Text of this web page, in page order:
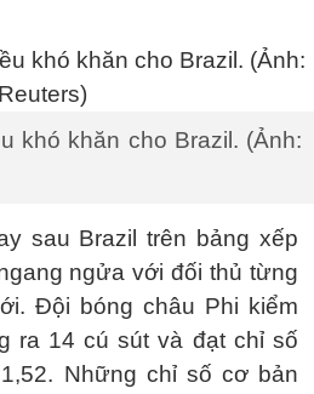
khó khăn cho Brazil. (Ảnh:
sau Brazil trên bảng xếp
ngửa với đối thủ từng
Đội bóng châu Phi kiểm
ra 14 cú sút và đạt chỉ số
Những chỉ số cơ bản